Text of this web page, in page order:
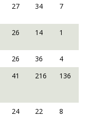
27 34 7
26 14 1
26 36
4
41 216 136
24 22 8